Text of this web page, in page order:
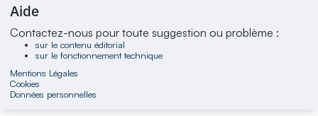
Aide
Contactez-nous pour toute suggestion ou problème :
sur le contenu éditorial
sur le fonctionnement technique
Mentions Légales
Cookies
Données personnelles